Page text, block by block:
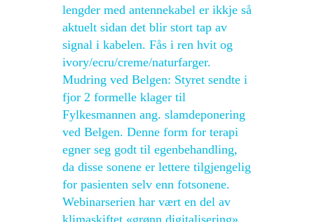
lengder med antennekabel er ikkje så
aktuelt sidan det blir stort tap av
signal i kabelen. Fås i ren hvit og
ivory/ecru/creme/naturfarger.
Mudring ved Belgen: Styret sendte i
fjor 2 formelle klager til
Fylkesmannen ang. slamdeponering
ved Belgen. Denne form for terapi
egner seg godt til egenbehandling,
da disse sonene er lettere tilgjengelig
for pasienten selv enn fotsonene.
Webinarserien har vært en del av
klimaskiftet «grønn digitalisering»